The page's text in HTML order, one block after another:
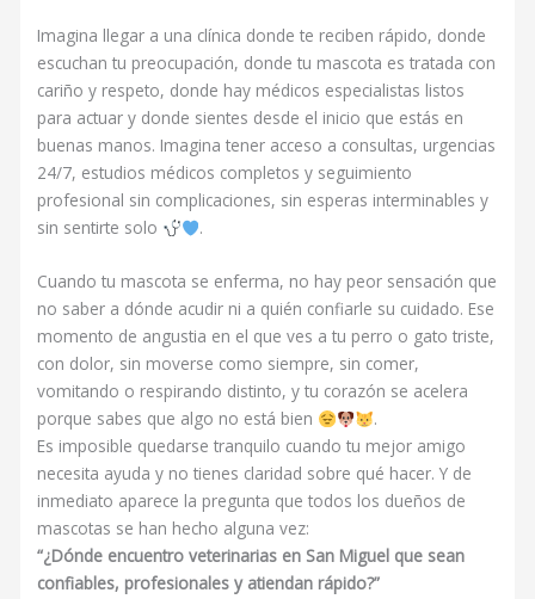
Imagina llegar a una clínica donde te reciben rápido, donde
escuchan tu preocupación, donde tu mascota es tratada con
cariño y respeto, donde hay médicos especialistas listos
para actuar y donde sientes desde el inicio que estás en
buenas manos. Imagina tener acceso a consultas, urgencias
24/7, estudios médicos completos y seguimiento
profesional sin complicaciones, sin esperas interminables y
sin sentirte solo
.
Cuando tu mascota se enferma, no hay peor sensación que
no saber a dónde acudir ni a quién confiarle su cuidado. Ese
momento de angustia en el que ves a tu perro o gato triste,
con dolor, sin moverse como siempre, sin comer,
vomitando o respirando distinto, y tu corazón se acelera
porque sabes que algo no está bien
.
Es imposible quedarse tranquilo cuando tu mejor amigo
necesita ayuda y no tienes claridad sobre qué hacer. Y de
inmediato aparece la pregunta que todos los dueños de
mascotas se han hecho alguna vez:
“¿Dónde encuentro veterinarias en San Miguel que sean
confiables, profesionales y atiendan rápido?”